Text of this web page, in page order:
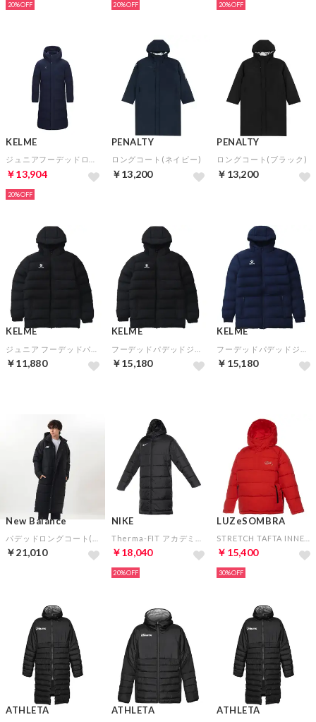
20% 20% 20%
KELME
￥13,904
20%
PENALTY
ロングコート(ネイビー)
￥13,200
PENALTY
ロングコート(ブラック)
￥13,200
KELME
￥11,880
KELME
￥15,180
KELME
￥15,180
New Balance
￥21,010
NIKE
￥18,040
20%
LUZeSOMBRA
￥15,400
30%
ATHLETA ATHLETA ATHLETA